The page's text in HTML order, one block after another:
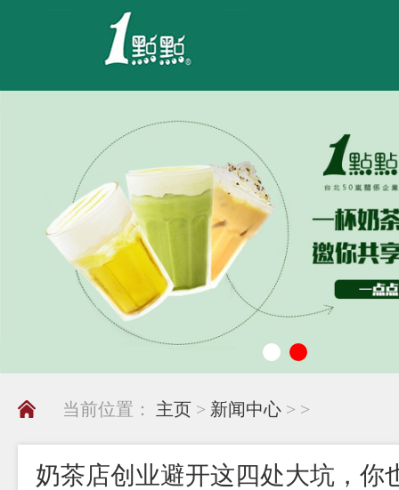
当前位置： 主页 > 新闻中心 > >
奶茶店创业避开这四处大坑，你